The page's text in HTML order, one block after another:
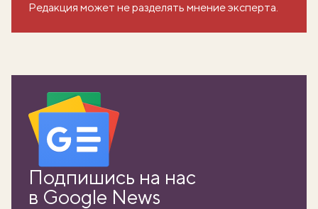
Редакция может не разделять мнение эксперта.
Подпишись на нас
в Google News